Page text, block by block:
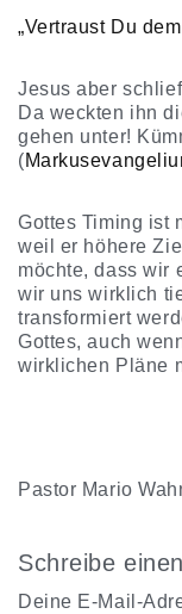
„Vertraust Du
Jesus aber
Da weckten ihn
gehen unter!
(
Gottes Timing ist
weil er höhere
möchte, dass wir
wir uns wirklich
transformiert
Gottes, auch
wirklichen Pläne
Pastor Mario
Schreibe
Deine E-Mail-